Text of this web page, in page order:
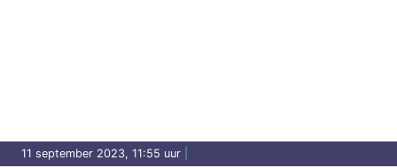
11 september 2023, 11:55 uur